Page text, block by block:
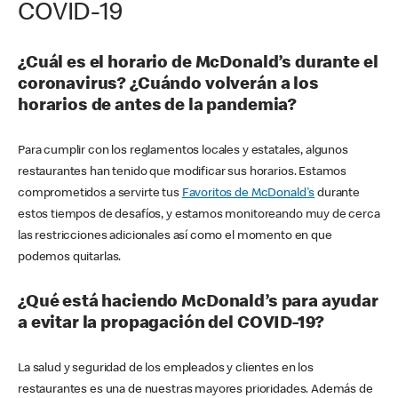
COVID-19
¿Cuál es el horario de McDonald’s durante el
coronavirus? ¿Cuándo volverán a los
horarios de antes de la pandemia?
Para cumplir con los reglamentos locales y estatales, algunos
restaurantes han tenido que modificar sus horarios. Estamos
comprometidos a servirte tus Favoritos de McDonald's durante
estos tiempos de desafíos, y estamos monitoreando muy de cerca
las restricciones adicionales así como el momento en que
podemos quitarlas.
¿Qué está haciendo McDonald’s para ayudar
a evitar la propagación del COVID-19?
La salud y seguridad de los empleados y clientes en los
restaurantes es una de nuestras mayores prioridades. Además de